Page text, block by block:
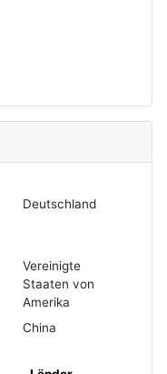
Deutschland
Vereinigte
Staaten von
Amerika
China